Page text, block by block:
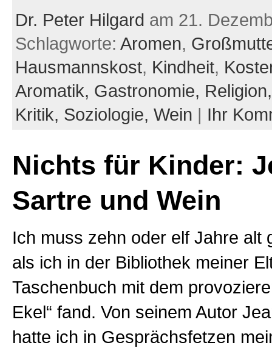
Dr. Peter Hilgard am 21.
Schlagworte: Aromen,
Hausmannskost, Kindheit,
Aromatik, Gastronomie,
Kritik, Soziologie, Wein | Ihr
Nichts für Kinder:
Sartre und Wein
Ich muss zehn oder elf Jahre alt
als ich in der Bibliothek meiner
Taschenbuch mit dem
Ekel“ fand. Von seinem Autor
hatte ich in Gesprächsfetzen